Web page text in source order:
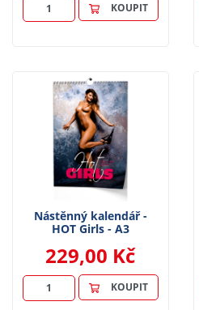
KOUPIT
Nástěnný kalendář -
HOT Girls - A3
229,00 Kč
KOUPIT